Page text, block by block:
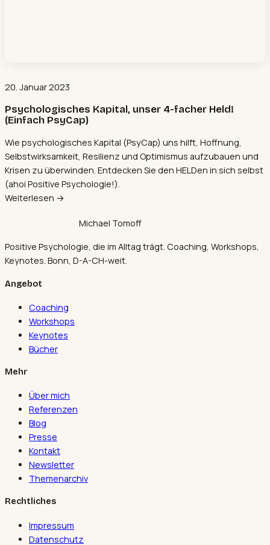
20. Januar 2023
Psychologisches Kapital, unser 4-facher Held!
(Einfach PsyCap)
Wie psychologisches Kapital (PsyCap) uns hilft, Hoffnung,
Selbstwirksamkeit, Resilienz und Optimismus aufzubauen und
Krisen zu überwinden. Entdecken Sie den HELDen in sich selbst
(ahoi Positive Psychologie!).
Weiterlesen →
Michael Tomoff
Positive Psychologie, die im Alltag trägt. Coaching, Workshops,
Keynotes. Bonn, D-A-CH-weit.
Angebot
Coaching
Workshops
Keynotes
Bücher
Mehr
Über mich
Referenzen
Blog
Presse
Kontakt
Newsletter
Themenarchiv
Rechtliches
Impressum
Datenschutz